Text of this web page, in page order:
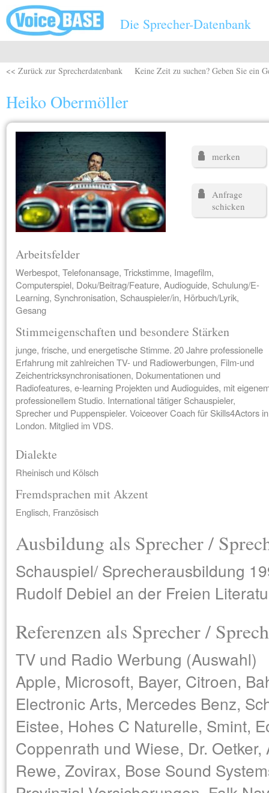
Direkt zum Inhalt
Die Sprecher-Datenbank
<< Zurück zur Sprecherdatenbank Keine Zeit zu suchen? Geben Sie ein
Heiko Obermöller
merken
Anfrage
schicken
Arbeitsfelder
Werbespot, Telefonansage, Trickstimme, Imagefilm,
Computerspiel, Doku/Beitrag/Feature, Audioguide, Schulung/E-
Learning, Synchronisation, Schauspieler/in, Hörbuch/Lyrik,
Gesang
Stimmeigenschaften und besondere Stärken
junge, frische, und energetische Stimme. 20 Jahre professionelle
Erfahrung mit zahlreichen TV- und Radiowerbungen, Film-und
Zeichentricksynchronisationen, Dokumentationen und
Radiofeatures, e-learning Projekten und Audioguides, mit
professionellem Studio. International tätiger Schauspieler,
Sprecher und Puppenspieler. Voiceover Coach für Skills4Actors in
London. Mitglied im VDS.
Dialekte
Rheinisch und Kölsch
Fremdsprachen mit Akzent
Englisch, Französisch
Ausbildung als Sprecher /
Schauspiel/ Sprecherausbildung
Rudolf Debiel an der Freien
Referenzen als Sprecher /
TV und Radio Werbung (Auswahl)
Apple, Microsoft, Bayer, Citroen,
Electronic Arts, Mercedes Benz,
Eistee, Hohes C Naturelle, Smint,
Coppenrath und Wiese, Dr.
Rewe, Zovirax, Bose Sound